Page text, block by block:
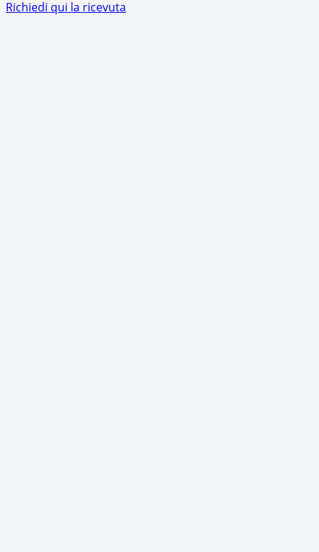
Richiedi qui la ricevuta